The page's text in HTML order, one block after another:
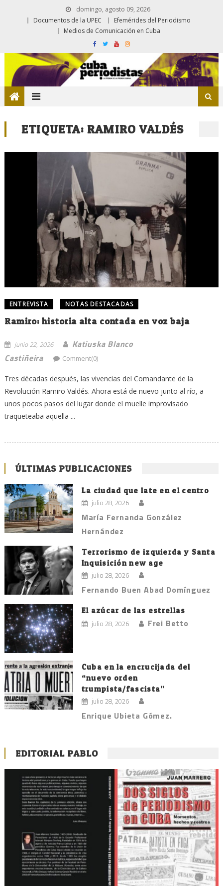
domingo, agosto 09, 2026
Documentos de la UPEC
Efemérides del Periodismo
Medios de Comunicación en Cuba
ETIQUETA: RAMIRO VALDÉS
ENTREVISTA NOTAS DESTACADAS
Ramiro: historia alta contada en voz baja
junio 22, 2026
Katiuska Blanco
Castiñeira
Comment(0)
Tres décadas después, las vivencias del Comandante de la
Revolución Ramiro Valdés. Ahora está de nuevo junto al río, a
unos pocos pasos del lugar donde el muelle improvisado
traqueteaba aquella ...
ÚLTIMAS PUBLICACIONES
La ciudad que late en el centro
julio 28, 2026
María Fernanda González
Hernández
Terrorismo de izquierda y Santa
Inquisición new age
julio 28, 2026
Fernando Buen Abad Domínguez
El azúcar de las estrellas
julio 28, 2026 Frei Betto
Cuba en la encrucijada del
“nuevo orden
trumpista/fascista”
julio 28, 2026
Enrique Ubieta Gómez.
EDITORIAL PABLO